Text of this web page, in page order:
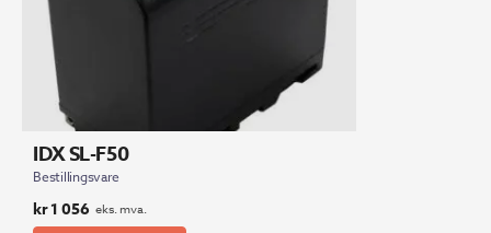
IDX SL-F50
Bestillingsvare
kr1 056 eks. mva.